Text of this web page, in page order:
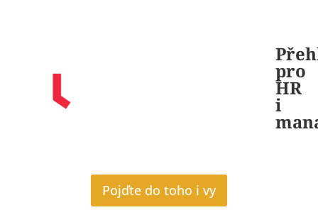
pro
HR
i
Pojďte do toho i vy